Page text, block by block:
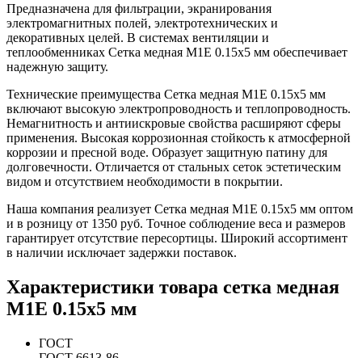
Предназначена для фильтрации, экранирования
электромагнитных полей, электротехнических и
декоративных целей. В системах вентиляции и
теплообменниках Сетка медная М1Е 0.15х5 мм обеспечивает
надежную защиту.
Технические преимущества Сетка медная М1Е 0.15х5 мм
включают высокую электропроводность и теплопроводность.
Немагнитность и антиискровые свойства расширяют сферы
применения. Высокая коррозионная стойкость к атмосферной
коррозии и пресной воде. Образует защитную патину для
долговечности. Отличается от стальных сеток эстетическим
видом и отсутствием необходимости в покрытии.
Наша компания реализует Сетка медная М1Е 0.15х5 мм оптом
и в розницу от 1350 руб. Точное соблюдение веса и размеров
гарантирует отсутствие пересортицы. Широкий ассортимент
в наличии исключает задержки поставок.
Характеристики товара сетка медная
М1Е 0.15х5 мм
ГОСТ